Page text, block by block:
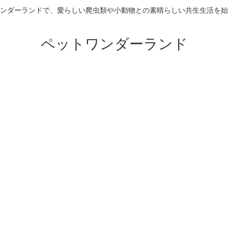
ダーランドで、愛らしい爬虫類や小動物との素晴らしい共生生活を
ペットワンダーランド